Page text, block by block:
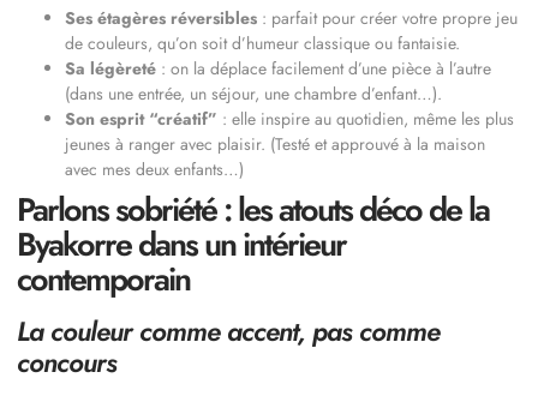
Ses étagères réversibles : parfait pour créer votre propre jeu
de couleurs, qu’on soit d’humeur classique ou fantaisie.
Sa légèreté : on la déplace facilement d’une pièce à l’autre
(dans une entrée, un séjour, une chambre d’enfant…).
Son esprit “créatif” : elle inspire au quotidien, même les plus
jeunes à ranger avec plaisir. (Testé et approuvé à la maison
avec mes deux enfants…)
Parlons sobriété : les atouts déco de la
Byakorre dans un intérieur
contemporain
La couleur comme accent, pas comme
concours